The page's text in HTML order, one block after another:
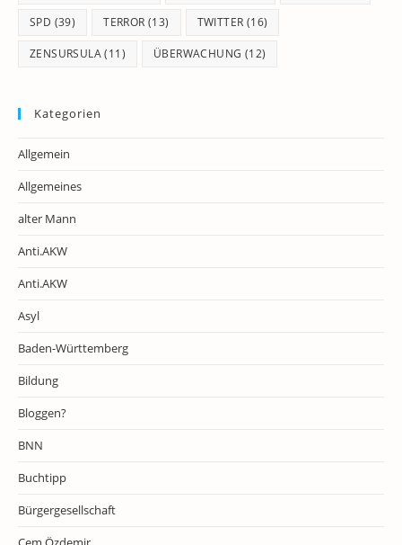
SPD (39) TERROR (13) TWITTER (16)
ZENSURSULA(11) ÜBERWACHUNG (12)
Kategorien
Allgemein
Allgemeines
alter Mann
Anti.AKW
Anti.AKW
Asyl
Baden-Württemberg
Bildung
Bloggen?
BNN
Buchtipp
Bürgergesellschaft